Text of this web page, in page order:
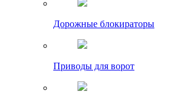
Дорожные блокираторы
Приводы для ворот